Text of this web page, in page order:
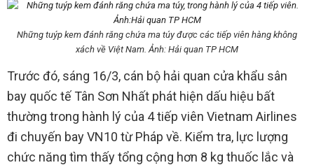
Những tuýp kem đánh răng chứa ma túy được các tiếp viên hàng không
xách về Việt Nam. Ảnh: Hải quan TP HCM
Trước đó, sáng 16/3, cán bộ hải quan cửa khẩu sân
bay quốc tế Tân Sơn Nhất phát hiện dấu hiệu bất
thường trong hành lý của 4 tiếp viên Vietnam Airlines
đi chuyến bay VN10 từ Pháp về. Kiểm tra, lực lượng
chức năng tìm thấy tổng cộng hơn 8 kg thuốc lắc và